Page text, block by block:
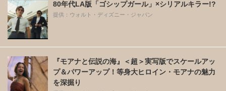
80年代LA版「ゴシップガール」×シリアルキラー!?
提供：ウォルト・ディズニー・ジャパン
『モアナと伝説の海』＜超＞実写版でスケールアッ
プ＆パワーアップ！等身大ヒロイン・モアナの魅力
を深掘り